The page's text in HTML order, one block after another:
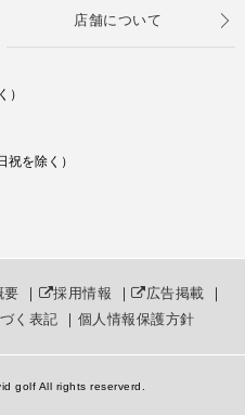
店舗について
）
を除く）
要 ｜ 採用情報 ｜ 広告掲載 ｜
く表記 ｜ 個人情報保護方針
golf All rights reserverd.